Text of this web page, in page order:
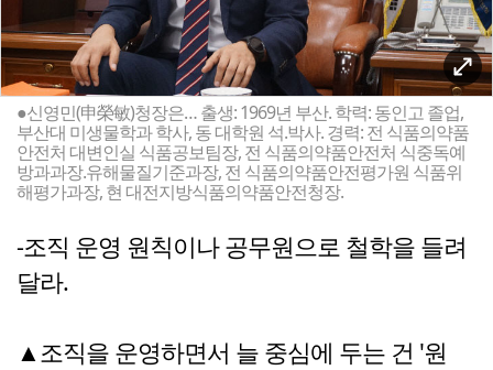
●신영민(申榮敏)청장은… 출생: 1969년 부산. 학력: 동인고 졸업,
부산대 미생물학과 학사, 동 대학원 석.박사. 경력: 전 식품의약품
안전처 대변인실 식품공보팀장, 전 식품의약품안전처 식중독예
방과과장.유해물질기준과장, 전 식품의약품안전평가원 식품위
해평가과장, 현 대전지방식품의약품안전청장.
-조직 운영 원칙이나 공무원으로 철학을 들려
달라.
▲조직을 운영하면서 늘 중심에 두는 건 '원